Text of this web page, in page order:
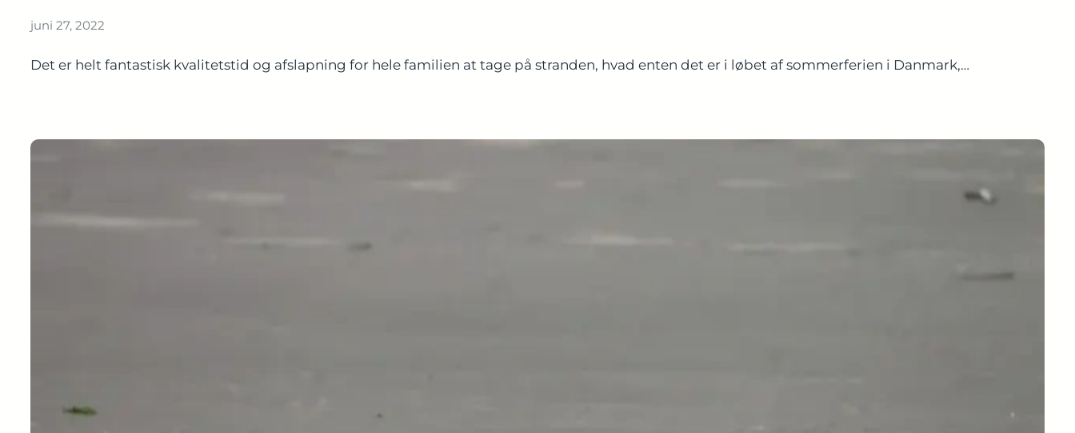
juni 27, 2022
Det er helt fantastisk kvalitetstid og afslapning for hele familien at tage på stranden, hvad enten det er i løbet af sommerferien i Danmark,…